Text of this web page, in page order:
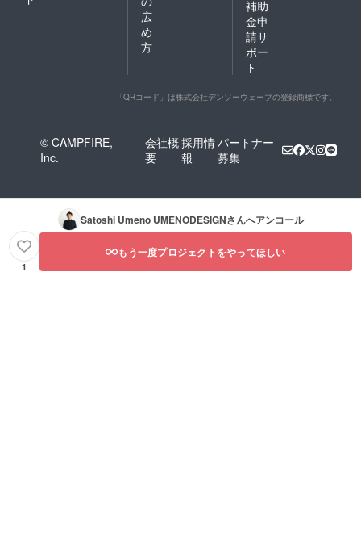
広
め
方
補助
金申
請サ
ポー
ト
「QRコード」は株式会社デンソーウェーブの登録商標です。
© CAMPFIRE,
Inc.
会社概
要
採用情
報
パートナー
募集
Satoshi Umeno UMENODESIGNさんへアンコール
1
もう一度プロジェクトをやってほしい